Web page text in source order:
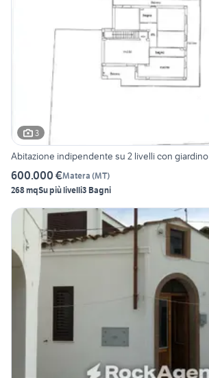
3
Abitazione indipendente su 2 livelli con giardino
600.000 €Matera (MT)
268 mqSu più livelli3 Bagni